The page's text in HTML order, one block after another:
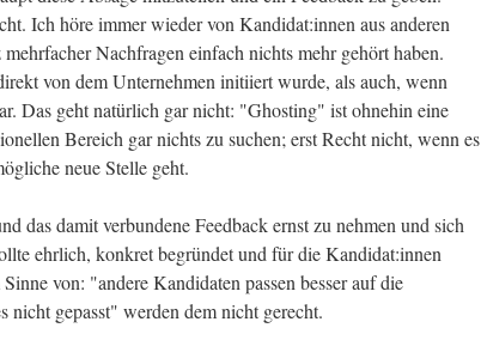
Ich höre immer wieder von Kandidat:innen aus anderen
Nachfragen einfach nichts mehr gehört haben.
von dem Unternehmen initiiert wurde, als auch, wenn
Das geht natürlich gar nicht: "Ghosting" ist ohnehin eine
Bereich gar nichts zu suchen; erst Recht nicht, wenn es
neue Stelle geht.
das damit verbundene Feedback ernst zu nehmen und sich
ehrlich, konkret begründet und für die Kandidat:innen
von: "andere Kandidaten passen besser auf die
nicht gepasst" werden dem nicht gerecht.